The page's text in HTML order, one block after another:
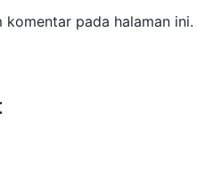
pada halaman ini.